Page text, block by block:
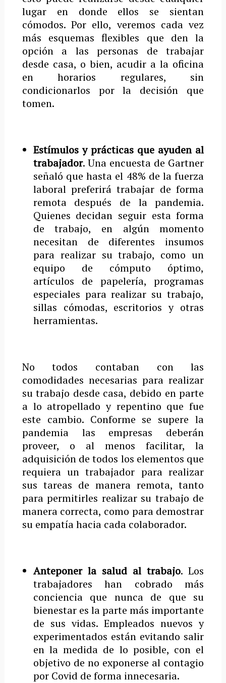
lugar en donde ellos se sientan
cómodos. Por ello, veremos cada vez
más esquemas flexibles que den la
opción a las personas de trabajar
desde casa, o bien, acudir a la oficina
en horarios regulares, sin
condicionarlos por la decisión que
tomen.
Estímulos y prácticas que ayuden al
trabajador. Una encuesta de Gartner
señaló que hasta el 48% de la fuerza
laboral preferirá trabajar de forma
remota después de la pandemia.
Quienes decidan seguir esta forma
de trabajo, en algún momento
necesitan de diferentes insumos
para realizar su trabajo, como un
equipo de cómputo óptimo,
artículos de papelería, programas
especiales para realizar su trabajo,
sillas cómodas, escritorios y otras
herramientas.
No todos contaban con las
comodidades necesarias para realizar
su trabajo desde casa, debido en parte
a lo atropellado y repentino que fue
este cambio. Conforme se supere la
pandemia las empresas deberán
proveer, o al menos facilitar, la
adquisición de todos los elementos que
requiera un trabajador para realizar
sus tareas de manera remota, tanto
para permitirles realizar su trabajo de
manera correcta, como para demostrar
su empatía hacia cada colaborador.
Anteponer la salud al trabajo. Los
trabajadores han cobrado más
conciencia que nunca de que su
bienestar es la parte más importante
de sus vidas. Empleados nuevos y
experimentados están evitando salir
en la medida de lo posible, con el
objetivo de no exponerse al contagio
por Covid de forma innecesaria.